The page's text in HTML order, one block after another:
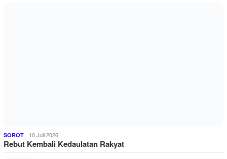
SOROT 10 Juli 2026
Rebut Kembali Kedaulatan Rakyat